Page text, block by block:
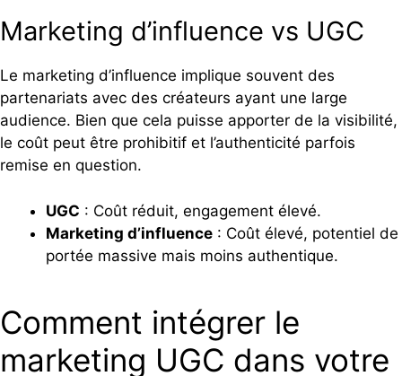
Marketing d’influence vs UGC
Le marketing d’influence implique souvent des
partenariats avec des créateurs ayant une large
audience. Bien que cela puisse apporter de la visibilité,
le coût peut être prohibitif et l’authenticité parfois
remise en question.
UGC : Coût réduit, engagement élevé.
Marketing d’influence : Coût élevé, potentiel de
portée massive mais moins authentique.
Comment intégrer le
marketing UGC dans votre